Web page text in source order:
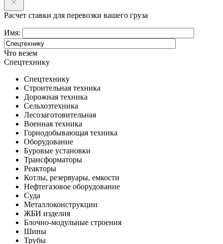
Расчет ставки для перевозки вашего груза
Имя:
Что везем
Спецтехнику
Спецтехнику
Строительная техника
Дорожная техника
Сельхозтехника
Лесозаготовительная
Военная техника
Горнодобывающая техника
Оборудование
Буровые установки
Трансформаторы
Реакторы
Котлы, резервуары, емкости
Нефтегазовое оборудование
Cуда
Металлоконструкции
ЖБИ изделия
Блочно-модульные строения
Шины
Трубы